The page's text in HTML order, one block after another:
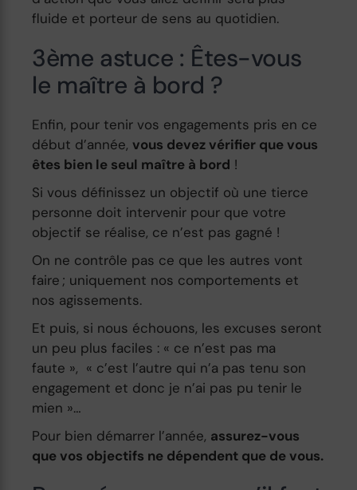
fluide et porteur de sens au quotidien.
3ème astuce : Êtes-vous
le maître à bord ?
Enfin, pour tenir vos engagements pris en ce
début d’année, vous devez vérifier que vous
êtes bien le seul maître à bord !
Si vous définissez un objectif où une tierce
personne doit intervenir pour que votre
objectif se réalise, ce n’est pas gagné !
On ne contrôle pas ce que les autres vont
faire ; uniquement nos comportements et
nos agissements.
Et puis, si nous échouons, les excuses seront
un peu plus faciles : « ce n’est pas ma
faute », « c’est l’autre qui n’a pas tenu son
engagement et donc je n’ai pas pu tenir le
mien »…
Pour bien démarrer l’année, assurez-vous
que vos objectifs ne dépendent que de vous.